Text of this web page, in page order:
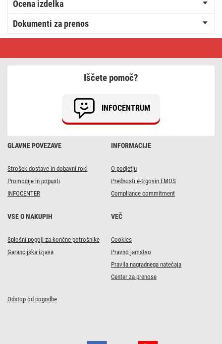
Ocena izdelka
Dokumenti za prenos
GLAVNE POVEZAVE
Strošek dostave in dobavni roki
Promocije in popusti
INFOCENTER
INFORMACIJE
O podjetju
Prednosti e-trgovin EMOS
Compliance commitment
VSE O NAKUPIH
Splošni pogoji za končne potrošnike
Garancijska izjava
VEČ
Cookies
Pravno jamstvo
Pravila nagradnega natečaja
Center za prenose
Odstop od pogodbe
Iščete pomoč?
INFOCENTRUM